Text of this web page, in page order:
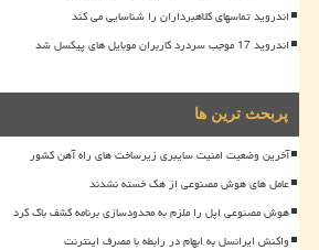
اندروید تماسهای کلاهبرداران را شناسایی می کند
اندروید 17 موجب سردرد کاربران موبایل های پیکسل شد
پربحث ترین ها
آخرین وضعیت امنیت سایبری زیرساخت های راه آهن کشور
عامل های هوش مصنوعی از هک خسته نشدند
هوش مصنوعی اپل را ملزم به محدودسازی برنامه کشف باگ کرد
واکنش ایرانسل به ابهام در رابطه با مصرف اینترنت